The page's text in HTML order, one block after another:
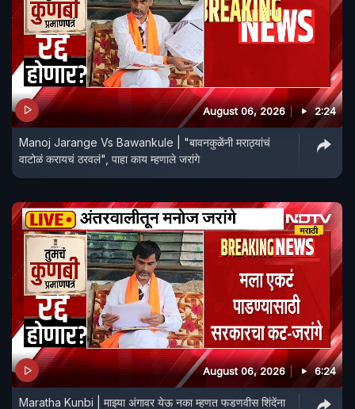
August 06, 2026 2:24
Manoj Jarange Vs Bawankule | "बावनकुळेंनी मराठ्यांचं
वाटोळं करायचं ठरवलं", पाहा काय म्हणाले जरांगे
August 06, 2026 6:24
Maratha Kunbi | माझ्या अंगावर येऊ नका म्हणत फडणवीस शिंदेंना